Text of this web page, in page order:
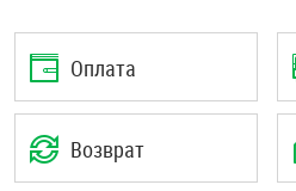
Оплата
Возврат